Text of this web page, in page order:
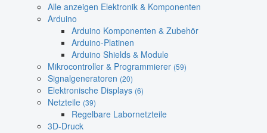
Alle anzeigen Elektronik & Komponenten
Arduino
Arduino Komponenten & Zubehör
Arduino-Platinen
Arduino Shields & Module
Mikrocontroller & Programmierer (59)
Signalgeneratoren (20)
Elektronische Displays (6)
Netzteile (39)
Regelbare Labornetzteile
3D-Druck